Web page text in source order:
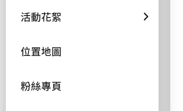
活動花絮
位置地圖
粉絲專頁